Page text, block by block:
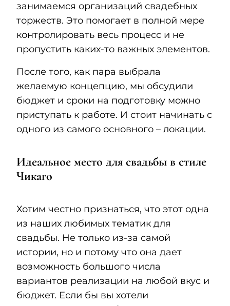
занимаемся организаций свадебных
торжеств. Это помогает в полной мере
контролировать весь процесс и не
пропустить каких-то важных элементов.
После того, как пара выбрала
желаемую концепцию, мы обсудили
бюджет и сроки на подготовку можно
приступать к работе. И стоит начинать с
одного из самого основного – локации.
Идеальное место для свадьбы в стиле
Чикаго
Хотим честно признаться, что этот одна
из наших любимых тематик для
свадьбы. Не только из-за самой
истории, но и потому что она дает
возможность большого числа
вариантов реализации на любой вкус и
бюджет. Если бы вы хотели